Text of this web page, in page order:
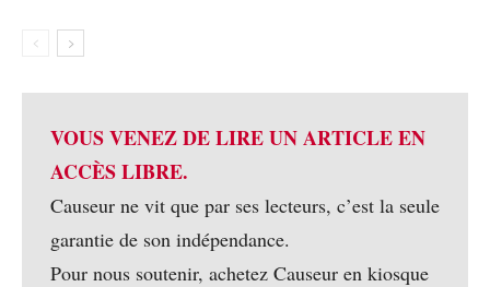
VOUS VENEZ DE LIRE UN ARTICLE EN
ACCÈS LIBRE.
Causeur ne vit que par ses lecteurs, c’est la seule
garantie de son indépendance.
Pour nous soutenir, achetez Causeur en kiosque